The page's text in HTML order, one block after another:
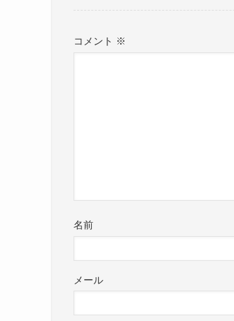
コメント ※
名前
メール